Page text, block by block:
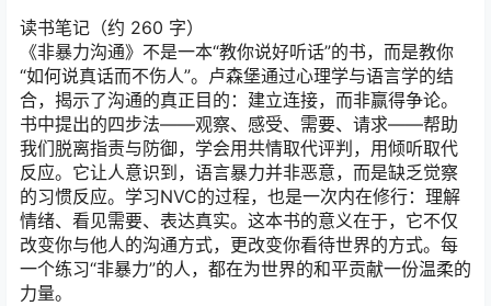
读书笔记（约 260 字）
《非暴力沟通》不是一本“教你说好听话”的书，而是教你
“如何说真话而不伤人”。卢森堡通过心理学与语言学的结
合，揭示了沟通的真正目的：建立连接，而非赢得争论。
书中提出的四步法——观察、感受、需要、请求——帮助
我们脱离指责与防御，学会用共情取代评判，用倾听取代
反应。它让人意识到，语言暴力并非恶意，而是缺乏觉察
的习惯反应。学习NVC的过程，也是一次内在修行：理解
情绪、看见需要、表达真实。这本书的意义在于，它不仅
改变你与他人的沟通方式，更改变你看待世界的方式。每
一个练习“非暴力”的人，都在为世界的和平贡献一份温柔的
力量。